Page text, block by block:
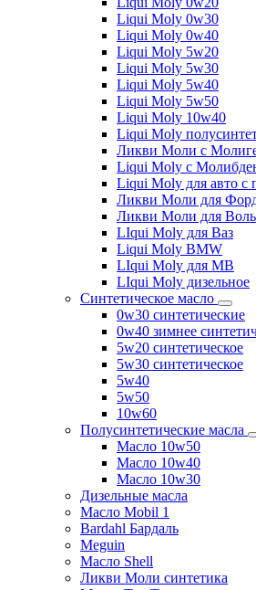
Liqui Moly 0w30
Liqui Moly 0w40
Liqui Moly 5w20
Liqui Moly 5w30
Liqui Moly 5w40
Liqui Moly 5w50
Liqui Moly 10w40
Liqui Moly
Ликви Моли с
Liqui Moly с
Liqui Moly для авто с
Ликви Моли для
Ликви Моли для
LIqui Moly для Ваз
Liqui Moly BMW
LIqui Moly для MB
LIqui Moly дизельное
Синтетическое масло
0w30 синтетические
0w40 зимнее
5w20 синтетическое
5w30 синтетическое
5w40
5w50
10w60
Полусинтетические масла
Масло 10w50
Масло 10w40
Масло 10w30
Дизельные масла
Масло Mobil 1
Bardahl Бардаль
Meguin
Масло Shell
Ликви Моли синтетика